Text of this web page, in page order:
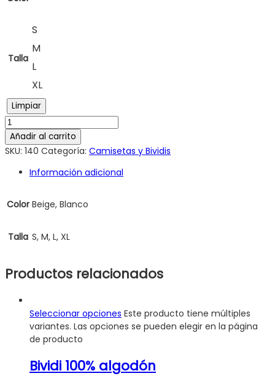
Talla
S
M
L
XL
Limpiar
Añadir al carrito
SKU: 140 Categoría: Camisetas y Bividis
Información adicional
Color Beige, Blanco
Talla S, M, L, XL
Productos relacionados
Seleccionar opciones Este producto tiene múltiples
variantes. Las opciones se pueden elegir en la página
de producto
Bividi 100% algodón